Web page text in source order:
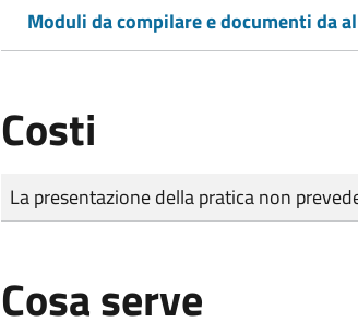
Moduli da compilare e documenti da
Costi
Tipo di pagamento
Importo
La presentazione della pratica non
Cosa serve